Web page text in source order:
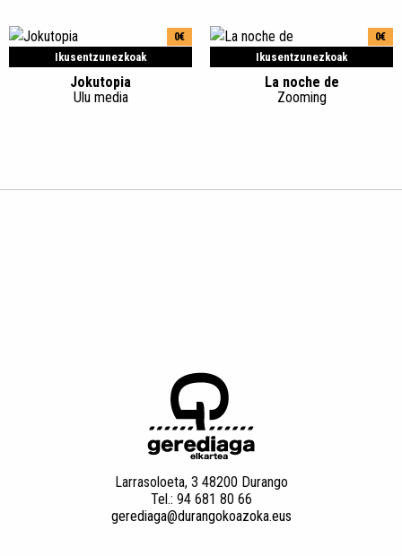
Ikusentzunezkoak
0€
Jokutopia
Ulu media
Ikusentzunezkoak
0€
La noche de
Zooming
Larrasoloeta, 3 48200 Durango
Tel.: 94 681 80 66
gerediaga@durangokoazoka.eus